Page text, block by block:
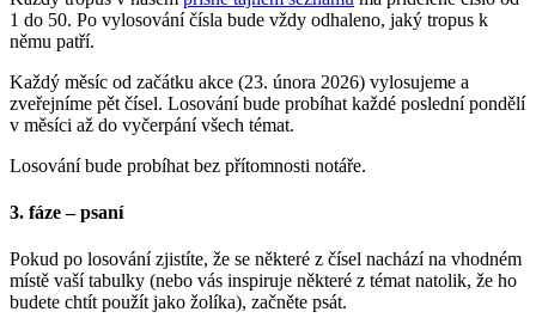
1 do 50. Po vylosování čísla bude vždy odhaleno, jaký tropus k
němu patří.
Každý měsíc od začátku akce (23. února 2026) vylosujeme a
zveřejníme pět čísel. Losování bude probíhat každé poslední pondělí
v měsíci až do vyčerpání všech témat.
Losování bude probíhat bez přítomnosti notáře.
3. fáze – psaní
Pokud po losování zjistíte, že se některé z čísel nachází na vhodném
místě vaší tabulky (nebo vás inspiruje některé z témat natolik, že ho
budete chtít použít jako žolíka), začněte psát.